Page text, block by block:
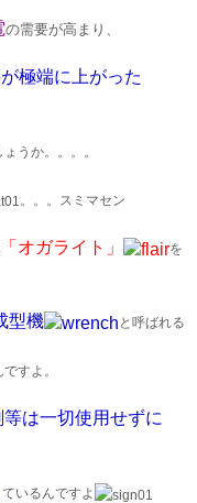
の需要が高まり、
極端に上がった
うか。。。。
。。。スミマセン
「オガライト」
を
型機 と呼ばれる
すよ。
は一切使用せずに
いるんですよ